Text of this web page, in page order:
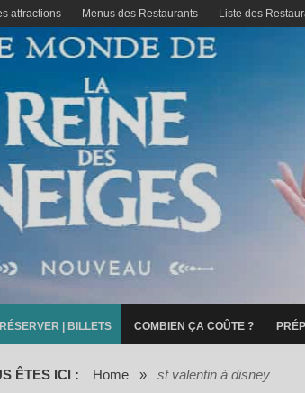
attractions Menus des Restaurants Liste des
RÉSERVER | BILLETS COMBIEN ÇA COÛTE ?
ÊTES ICI : Home » st valentin à disney